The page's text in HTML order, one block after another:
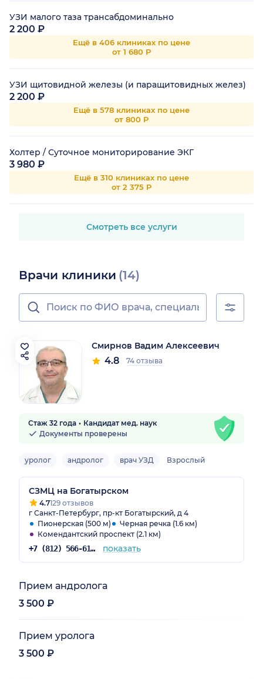
УЗИ малого таза трансабдоминально
2 200 ₽
Ещё в 406 клиниках по цене
от 1 680 Р
УЗИ щитовидной железы (и паращитовидных желез)
2 200 ₽
Ещё в 578 клиниках по цене
от 800 Р
Холтер / Суточное мониторирование ЭКГ
3 980 ₽
Ещё в 310 клиниках по цене
от 2 375 Р
Смотреть все услуги
Врачи клиники (14)
Смирнов Вадим Алексеевич
4.8 74 отзыва
Стаж 32 года
Кандидат мед. наук
Документы проверены
уролог андролог врач УЗД Взрослый
СЗМЦ на Богатырском
4.7129 отзывов
г Санкт-Петербург, пр-кт Богатырский, д 4
Пионерская (500 м)
Черная речка (1.6 км)
Комендантский проспект (2.1 км)
+7 (812) 566-61-75 показать
Прием андролога
3 500 ₽
Прием уролога
3 500 ₽